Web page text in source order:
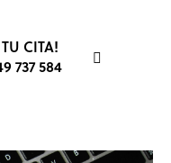
TU CITA!
737 584